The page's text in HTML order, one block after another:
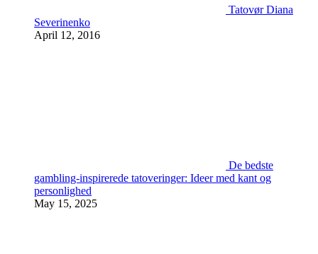
Tatovør Diana
Severinenko
April 12, 2016
De bedste
gambling-inspirerede tatoveringer: Ideer med kant og
personlighed
May 15, 2025